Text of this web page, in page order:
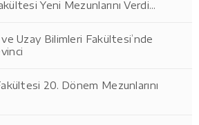
Yeni Mezunlarını Verdi...
ve Uzay Bilimleri Fakültesi’nde
20. Dönem Mezunlarını